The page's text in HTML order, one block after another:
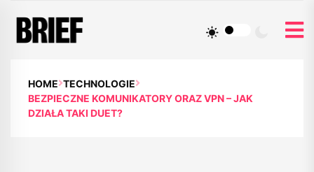
HOME TECHNOLOGIE
BEZPIECZNE KOMUNIKATORY ORAZ VPN – JAK
DZIAŁA TAKI DUET?